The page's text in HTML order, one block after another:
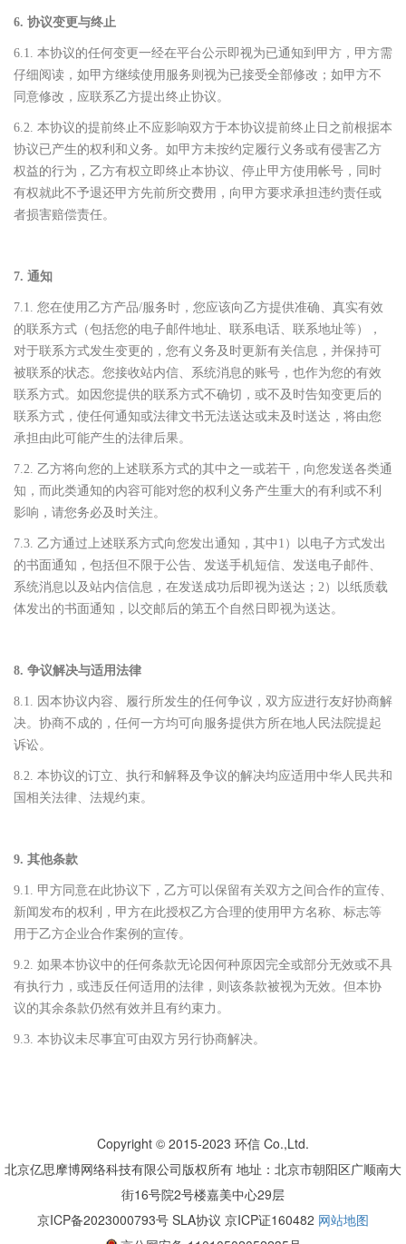
6. 协议变更与终止
6.1. 本协议的任何变更一经在平台公示即视为已通知到甲方，甲方需
仔细阅读，如甲方继续使用服务则视为已接受全部修改；如甲方不
同意修改，应联系乙方提出终止协议。
6.2. 本协议的提前终止不应影响双方于本协议提前终止日之前根据本
协议已产生的权利和义务。如甲方未按约定履行义务或有侵害乙方
权益的行为，乙方有权立即终止本协议、停止甲方使用帐号，同时
有权就此不予退还甲方先前所交费用，向甲方要求承担违约责任或
者损害赔偿责任。
7. 通知
7.1. 您在使用乙方产品/服务时，您应该向乙方提供准确、真实有效
的联系方式（包括您的电子邮件地址、联系电话、联系地址等），
对于联系方式发生变更的，您有义务及时更新有关信息，并保持可
被联系的状态。您接收站内信、系统消息的账号，也作为您的有效
联系方式。如因您提供的联系方式不确切，或不及时告知变更后的
联系方式，使任何通知或法律文书无法送达或未及时送达，将由您
承担由此可能产生的法律后果。
7.2. 乙方将向您的上述联系方式的其中之一或若干，向您发送各类通
知，而此类通知的内容可能对您的权利义务产生重大的有利或不利
影响，请您务必及时关注。
7.3. 乙方通过上述联系方式向您发出通知，其中1）以电子方式发出
的书面通知，包括但不限于公告、发送手机短信、发送电子邮件、
系统消息以及站内信信息，在发送成功后即视为送达；2）以纸质载
体发出的书面通知，以交邮后的第五个自然日即视为送达。
8. 争议解决与适用法律
8.1. 因本协议内容、履行所发生的任何争议，双方应进行友好协商解
决。协商不成的，任何一方均可向服务提供方所在地人民法院提起
诉讼。
8.2. 本协议的订立、执行和解释及争议的解决均应适用中华人民共和
国相关法律、法规约束。
9. 其他条款
9.1. 甲方同意在此协议下，乙方可以保留有关双方之间合作的宣传、
新闻发布的权利，甲方在此授权乙方合理的使用甲方名称、标志等
用于乙方企业合作案例的宣传。
9.2. 如果本协议中的任何条款无论因何种原因完全或部分无效或不具
有执行力，或违反任何适用的法律，则该条款被视为无效。但本协
议的其余条款仍然有效并且有约束力。
9.3. 本协议未尽事宜可由双方另行协商解决。
Copyright © 2015-2023 环信 Co.,Ltd.
北京亿思摩博网络科技有限公司版权所有 地址：北京市朝阳区广顺南大
街16号院2号楼嘉美中心29层
京ICP备2023000793号 SLA协议 京ICP证160482 网站地图